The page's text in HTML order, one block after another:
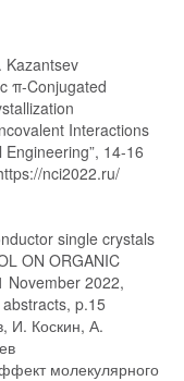
Kazantsev
π-Conjugated
Interactions
14-16
nci2022.ru/
single crystals
ON ORGANIC
November 2022,
p.15
И. Коскин, А.
молекулярного